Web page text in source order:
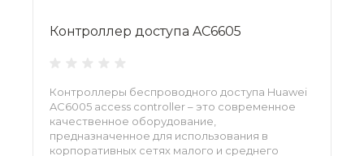
Контроллер доступа AC6605
Контроллеры беспроводного доступа Huawei
AC6005 access controller – это современное
качественное оборудование,
предназначенное для использования в
корпоративных сетях малого и среднего